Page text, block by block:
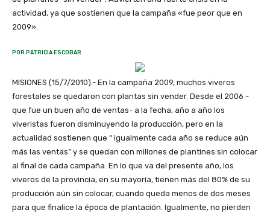
actividad, ya que sostienen que la campaña «fue peor que en
2009».
POR PATRICIA ESCOBAR
MISIONES (15/7/2010).- En la campaña 2009, muchos viveros
forestales se quedaron con plantas sin vender. Desde el 2006 -
que fue un buen año de ventas- a la fecha, año a año los
viveristas fueron disminuyendo la producción, pero en la
actualidad sostienen que “ igualmente cada año se reduce aún
más las ventas” y se quedan con millones de plantines sin colocar
al final de cada campaña. En lo que va del presente año, los
viveros de la provincia, en su mayoría, tienen más del 80% de su
producción aún sin colocar, cuando queda menos de dos meses
para que finalice la época de plantación. Igualmente, no pierden